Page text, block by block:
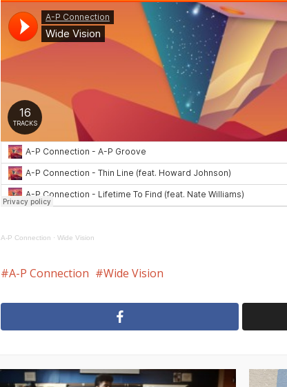
A-P Connection · Wide Vision
A-P Connection Wide Vision